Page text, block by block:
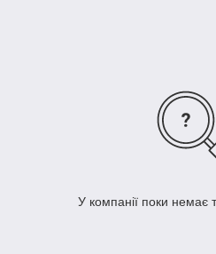
У компанії поки немає